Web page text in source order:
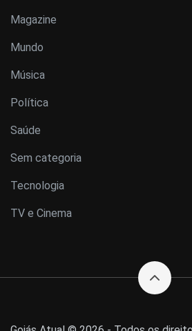
Magazine
Mundo
Música
Política
Saúde
Sem categoria
Tecnologia
TV e Cinema